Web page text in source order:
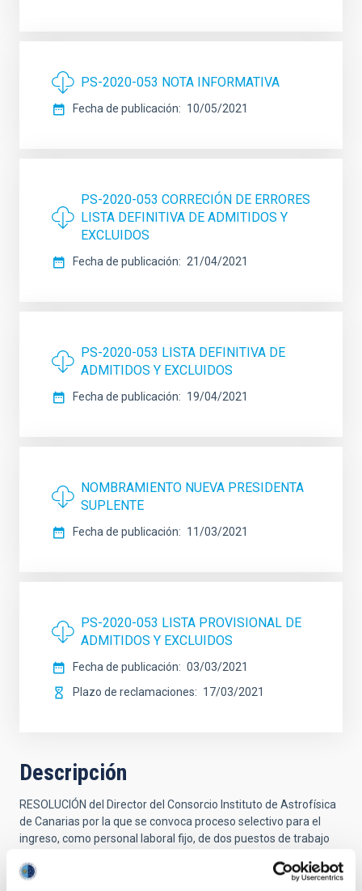
PS-2020-053 NOTA INFORMATIVA
Fecha de publicación 10/05/2021
PS-2020-053 CORRECIÓN DE ERRORES
LISTA DEFINITIVA DE ADMITIDOS Y
EXCLUIDOS
Fecha de publicación 21/04/2021
PS-2020-053 LISTA DEFINITIVA DE
ADMITIDOS Y EXCLUIDOS
Fecha de publicación 19/04/2021
NOMBRAMIENTO NUEVA PRESIDENTA
SUPLENTE
Fecha de publicación 11/03/2021
PS-2020-053 LISTA PROVISIONAL DE
ADMITIDOS Y EXCLUIDOS
Fecha de publicación
03/03/2021
Plazo de reclamaciones
17/03/2021
Descripción
RESOLUCIÓN del Director del Consorcio Instituto de Astrofísica
de Canarias por la que se convoca proceso selectivo para el
ingreso, como personal laboral fijo, de dos puestos de trabajo
Convenio colectivo del Instituto de Astrofísica de Canarias. Ref.